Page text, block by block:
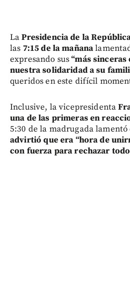
LaPresidencia de la
las 7:15 de la mañana
expresando sus“más
nuestra solidaridad a su
queridos en este difícil
Inclusive, la vicepresidenta
una de las primeras en
5:30 de la madrugada
advirtió que era “hora de
con fuerza para rechazar